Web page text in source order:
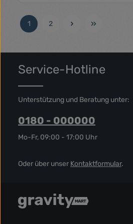
Produkt Anzahl:
Seite
1
Seite
2
Service-Hotline
Unterstützung und Beratung unter:
0180 - 000000
Mo-Fr, 09:00 - 17:00 Uhr
Oder über unser Kontaktformular.